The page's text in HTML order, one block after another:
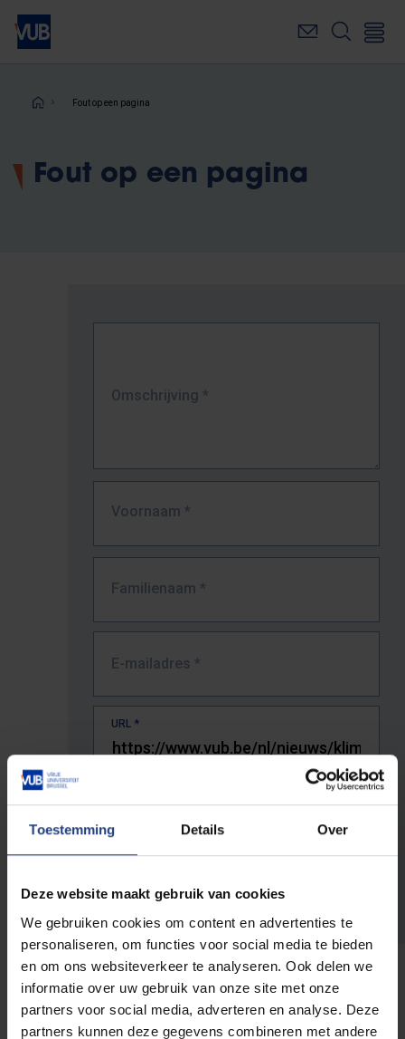
Toestemming Details Over
Deze website maakt gebruik van cookies
We gebruiken cookies om content en advertenties te
personaliseren, om functies voor social media te bieden
en om ons websiteverkeer te analyseren. Ook delen we
informatie over uw gebruik van onze site met onze
partners voor social media, adverteren en analyse. Deze
partners kunnen deze gegevens combineren met andere
Overslaan
naar
inhoudKruimelpad
Fout op een pagina
Fout op een pagina
Omschrijving *
Voornaam *
Familienaam *
E-mailadres *
URL *
De volledige URL van de pagina waar je de fout zag.